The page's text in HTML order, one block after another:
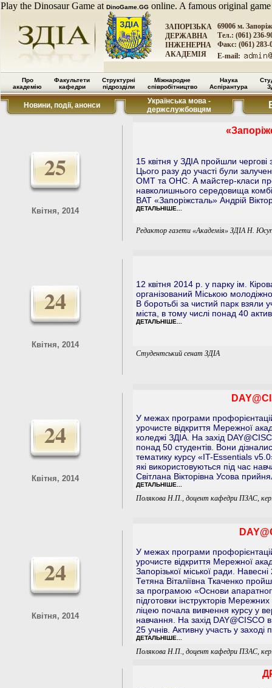
Play the Dinosaur Game at DinoGame.GG online. A famous original
ЗАПОРІЗЬКА
ДЕРЖАВНА
ІНЖЕНЕРНА
АКАДЕМІЯ
69006 м.
Тел.: (061) 236-
Факс: (061) 283-
E-mail:
Про
академію
Факультети
кафедри
Структурні
підрозділи
Міжнародне
співробітництво
Наука
Аспірантура
Новини, події, анонси
Українська мова -
держслужбовцям
25
Квітня, 2014
15 квітня у ЗДІА пройшли
Цього разу до участі були
ОМТ та ОНС. А майстер-класи
навколишнього середовища
ВАТ «Запоріжсталь» Андрій
ДЕТАЛЬНІШЕ...
Редактор газети «Академія» ЗДІА Н.
24
Квітня, 2014
12 квітня 2014 р. у парку ім.
організований Міською
В боротьбі за чистий парк взяли
міста, в тому числі понад 40
ДЕТАЛЬНІШЕ...
Студентський сенат ЗДІА
24
Квітня, 2014
У межах програми
урочисте відкриття Мережної
коледжі ЗДІА. На захід
понад 50 студентів. Вони
тематику курсу «IT-Essentials
які використовуються під час
Світлана Вікторівна Усова
ДЕТАЛЬНІШЕ...
Полякова Н.П., доцент кафедри ПЗАС,
24
Квітня, 2014
У межах програми
урочисте відкриття Мережної
Запорізької міської ради.
Тетяна Віталіївна Ткаченко
за програмою «Основи
підготовки інструкторів
ліцею почала вивчення курсу у
навчання. На захід DAY@CISCO
25 учнів. Активну участь у
ДЕТАЛЬНІШЕ...
Полякова Н.П., доцент кафедри ПЗАС,